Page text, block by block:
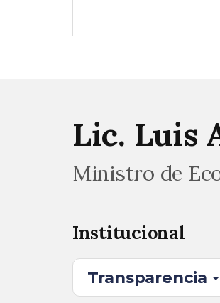
Lic. Luis
Ministro de
Institucional
Transparencia